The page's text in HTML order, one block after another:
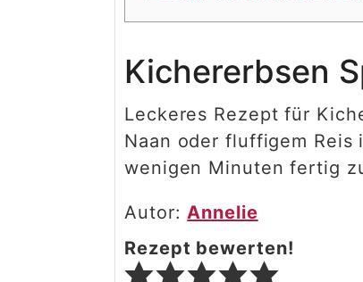
Kichererbsen
Leckeres Rezept für
Naan oder fluffigem
wenigen Minuten fertig
Autor: Annelie
Rezept bewerten!